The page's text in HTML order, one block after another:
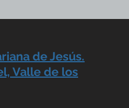
de Jesús.
Valle de los